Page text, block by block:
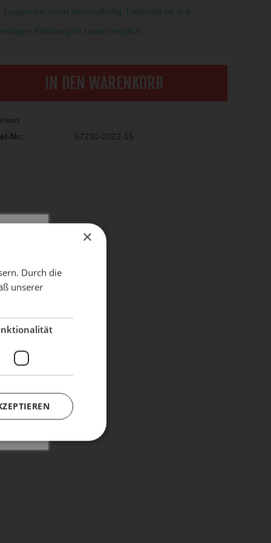
Lagerware sofort versandfertig. Lieferzeit ca. 4-8
Abholung im Laden möglich.
IN DEN WARENKORB
Nr.:
57230-2022-15
×
Durch die
unserer